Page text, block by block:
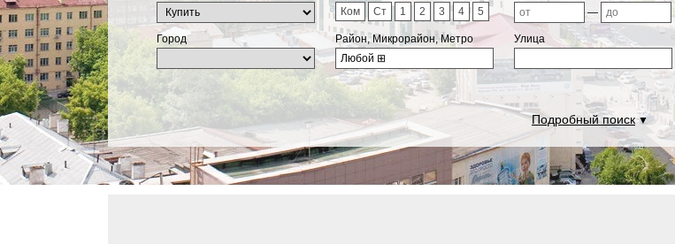
Ком
Ст 1 2 3 4 5
—
Город
Район, Микрорайон, Метро
Любой ⊞
Улица
Подробный поиск▼